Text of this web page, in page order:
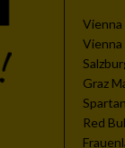
Vienna
Graz
Red